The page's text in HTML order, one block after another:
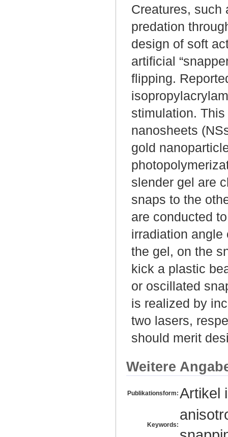
Creatures, such
predation
design of soft
artificial
flipping.
stimulation.
nanosheets
gold
slender gel are
snaps to the
are conducted
irradiation
the gel, on the
kick a plastic
or oscillated
is realized by
two lasers,
should merit
Weitere
Publikationsform: Artikel
Keywords: